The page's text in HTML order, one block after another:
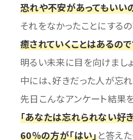
恐れや不安があってもいい
それをなかったことにするの
癒されていくことはあるの
明るい未来に目を向けまし
中には、好きだった人が忘
先日こんなアンケート結果
「あなたは忘れられない好
60％の方が「はい」と答え